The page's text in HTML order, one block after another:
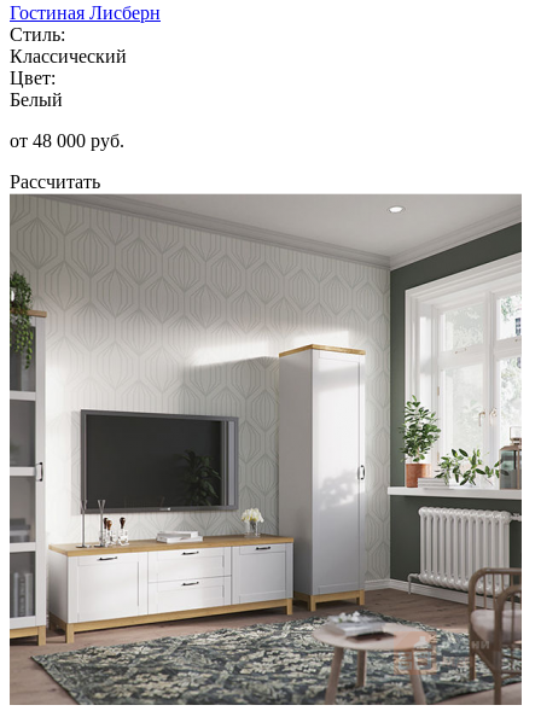
Гостиная Лисберн
Стиль:
Классический
Цвет:
Белый
от 48 000 руб.
Рассчитать